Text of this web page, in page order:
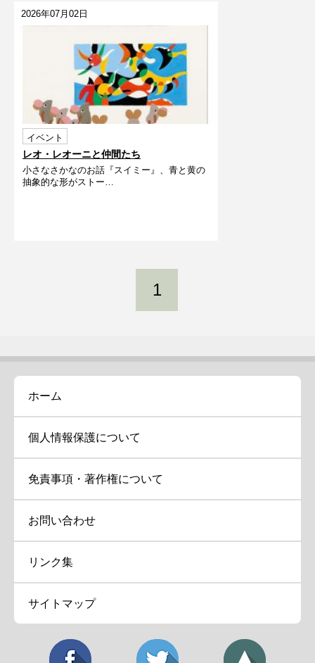
2026年07月02日
イベント
レオ・レオーニと仲間たち
小さなさかなのお話『スイミー』、青と黄の
抽象的な形がストー…
1
ホーム
個人情報保護について
免責事項・著作権について
お問い合わせ
リンク集
サイトマップ